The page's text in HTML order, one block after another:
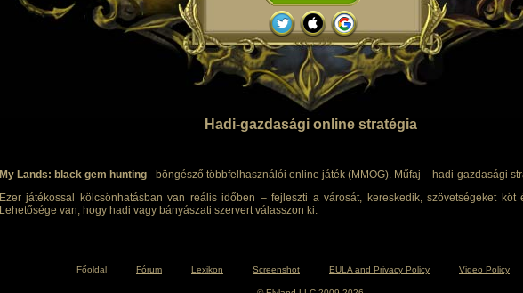
Hadi-gazdasági online stratégia
My Lands: black gem hunting - böngésző többfelhasználói online játék (MMOG). Műfaj – hadi-gazdasági
Ezer játékossal kölcsönhatásban van reális időben – fejleszti a városát, kereskedik, szövetségeket köt
Lehetősége van, hogy hadi vagy bányászati szervert válasszon ki.
Főoldal Fórum Lexikon Screenshot EULA and Privacy Policy Video Policy